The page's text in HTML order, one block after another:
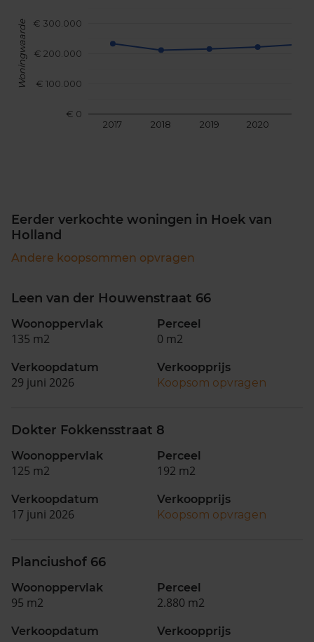
2017 2018 2019 2020
€ 0
€ 100.000
€ 200.000
€ 300.000
Woningwaarde
Eerder verkochte woningen in Hoek van
Holland
Andere koopsommen opvragen
Leen van der Houwenstraat 66
Woonoppervlak
135 m2
Perceel
0 m2
Verkoopdatum
29 juni 2026
Verkoopprijs
Koopsom opvragen
Dokter Fokkensstraat 8
Woonoppervlak
125 m2
Perceel
192 m2
Verkoopdatum
17 juni 2026
Verkoopprijs
Koopsom opvragen
Planciushof 66
Woonoppervlak
95 m2
Perceel
2.880 m2
Verkoopdatum
Verkoopprijs